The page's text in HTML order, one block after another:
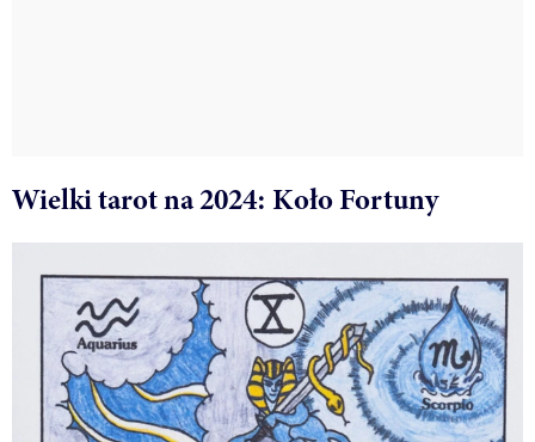
Wielki tarot na 2024: Koło Fortuny